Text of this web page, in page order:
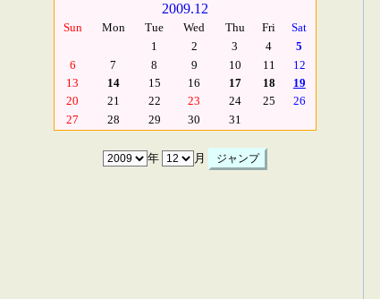
2009.12
Sun Mon Tue Wed Thu Fri
Sat
1
2 3 4
5
6
7 8 9 10 11
12
13
14 15 16 17 18
19
20
21 22 23 24 25
26
27
28 29 30 31
年 月